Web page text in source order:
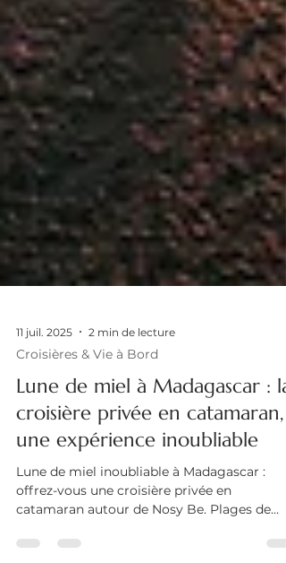
11 juil. 2025 2 min de lecture
Croisières & Vie à Bord
Lune de miel à Madagascar : la
croisière privée en catamaran,
une expérience inoubliable
Lune de miel inoubliable à Madagascar :